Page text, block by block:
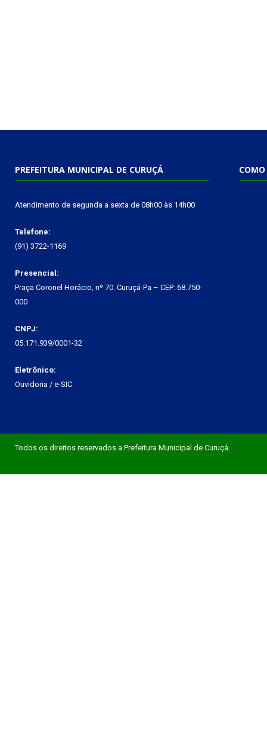
PREFEITURA MUNICIPAL DE CURUÇÁ
Atendimento de segunda a sexta de 08h00 às 14h00
Telefone:
(91) 3722-1169
Presencial:
Praça Coronel Horácio, nº 70. Curuçá-Pa – CEP: 68.750-
000
CNPJ:
05.171.939/0001-32
Eletrônico:
Ouvidoria / e-SIC
COMO
Todos os direitos reservados a Prefeitura Municipal de Curuçá.